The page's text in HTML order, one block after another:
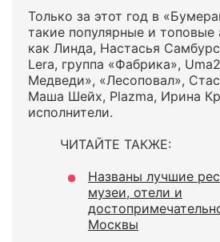
Только за этот год в
такие популярные и топовые
как Линда, Настасья
Lera, группа «Фабрика»,
Медведи», «Лесоповал»,
Маша Шейх, Plazma, Ирина
исполнители.
ЧИТАЙТЕ ТАКЖЕ:
Названы лучшие
музеи, отели и
Москвы